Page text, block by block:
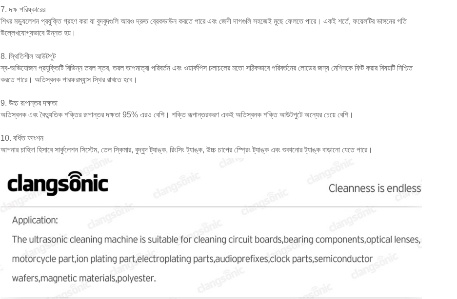
7. দক্ষ পরিষ্কারের
শিখর মড্যুলেশন প্রযুক্তি গ্রহণ করা যা বুদবুদগুলি আরও দ্রুত ব্রেকডাউন করতে পারে এবং জেদী দাগগুলি সহজেই মুছে ফেলতে পারে। একই শর্তে, ফয়েলটির ভাঙ্গনের গতি
উল্লেখযোগ্যভাবে উন্নত হয়।
8. স্থিতিশীল আউটপুট
স্ব-অভিযোজন প্রযুক্তিটি বিভিন্ন তরল স্তর, তরল তাপমাত্রা পরিবর্তন এবং ওয়ার্কপিস চলাচলের মতো সঠিকভাবে পরিবর্তনের লোডের জন্য মেশিনকে ফিট করার বিষয়টি নিশ্চিত
করতে পারে। অতিস্বনক পারফরম্যান্স স্থির রাখতে হবে।
9. উচ্চ রূপান্তর দক্ষতা
অতিস্বনক এবং বৈদ্যুতিক শক্তির রূপান্তর দক্ষতা 95% এরও বেশি। শক্তি রূপান্তরকরণ একই অতিস্বনক শক্তি আউটপুটে অন্যের চেয়ে বেশি।
10. বর্ধিত ফাংশন
আপনার চাহিদা হিসাবে সার্কুলেশন সিস্টেম, তেল স্কিমার, বুদ্বুদ ট্যাঙ্ক, রিংসিং ট্যাঙ্ক, উচ্চ চাপের স্প্রেিং ট্যাঙ্ক এবং শুকানোর ট্যাঙ্ক বাড়ানো যেতে পারে।